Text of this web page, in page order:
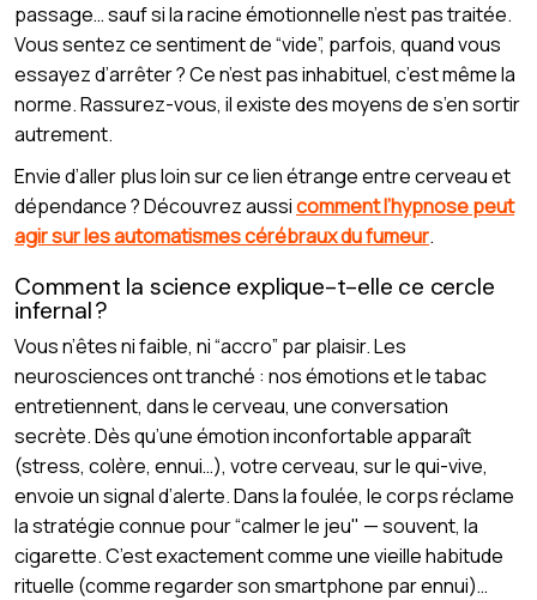
passage… sauf si la racine émotionnelle n’est pas traitée.
Vous sentez ce sentiment de “vide”, parfois, quand vous
essayez d’arrêter ? Ce n’est pas inhabituel, c’est même la
norme. Rassurez-vous, il existe des moyens de s’en sortir
autrement.
Envie d’aller plus loin sur ce lien étrange entre cerveau et
dépendance ? Découvrez aussicomment l’hypnose peut
agir sur les automatismes cérébraux du fumeur.
Comment la science explique-t-elle ce cercle
infernal ?
Vous n’êtes ni faible, ni “accro” par plaisir. Les
neurosciences ont tranché : nos émotions et le tabac
entretiennent, dans le cerveau, une conversation
secrète. Dès qu’une émotion inconfortable apparaît
(stress, colère, ennui…), votre cerveau, sur le qui-vive,
envoie un signal d’alerte. Dans la foulée, le corps réclame
la stratégie connue pour “calmer le jeu" — souvent, la
cigarette. C’est exactement comme une vieille habitude
rituelle (comme regarder son smartphone par ennui)…